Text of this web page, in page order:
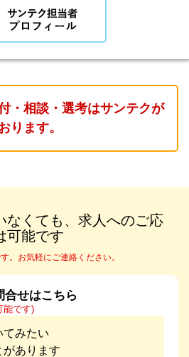
・相談・選考はサンテクが
ります。
なくても、求人へのご応
可能です
。お気軽にご連絡ください。
合せはこちら
能です)
てみたい
があります